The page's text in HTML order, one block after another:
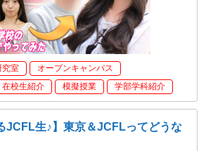
究室
オープンキャンパス
在校生紹介 模擬授業 学部学科紹介
JCFL生♪】東京＆JCFLってどうな